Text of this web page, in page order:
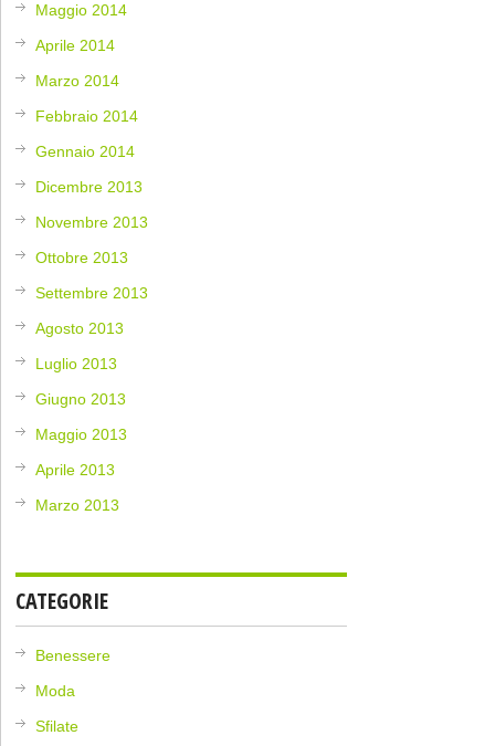
Maggio 2014
Aprile 2014
Marzo 2014
Febbraio 2014
Gennaio 2014
Dicembre 2013
Novembre 2013
Ottobre 2013
Settembre 2013
Agosto 2013
Luglio 2013
Giugno 2013
Maggio 2013
Aprile 2013
Marzo 2013
CATEGORIE
Benessere
Moda
Sfilate